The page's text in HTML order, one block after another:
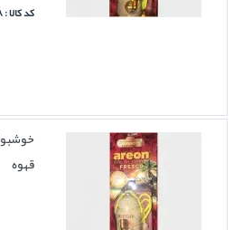
کد کالا : ۲۷۵۸
قهوه